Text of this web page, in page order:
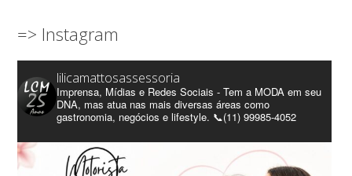
=> Instagram
lilicamattosassessoria
Imprensa, Mídias e Redes Sociais - Tem a MODA em seu
DNA, mas atua nas mais diversas áreas como
gastronomia, negócios e lifestyle. 📞(11) 99985-4052